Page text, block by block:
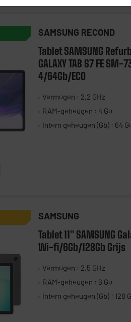
SAMSUNG RECOND
Tablet SAMSUNG
GALAXY TAB S7 FE SM-
4/64Gb/ECO
Vermogen : 2,2 GHz
RAM-geheugen : 4 Go
Intern geheugen (Gb) : 64
SAMSUNG
Tablet 11" SAMSUNG
Wi-fi/6Gb/128Gb Grijs
Vermogen : 2,5 GHz
RAM-geheugen : 6 Go
Intern geheugen (Gb) : 128